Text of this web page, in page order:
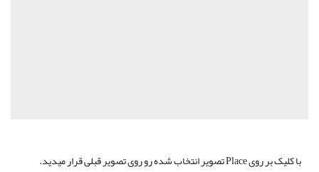
با کلیک بر روی Place تصویر انتخاب شده رو روی تصویر قبلی قرار میدید.